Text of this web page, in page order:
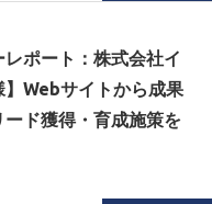
レポート：株式会社イ
】Webサイトから成果
ド獲得・育成施策を